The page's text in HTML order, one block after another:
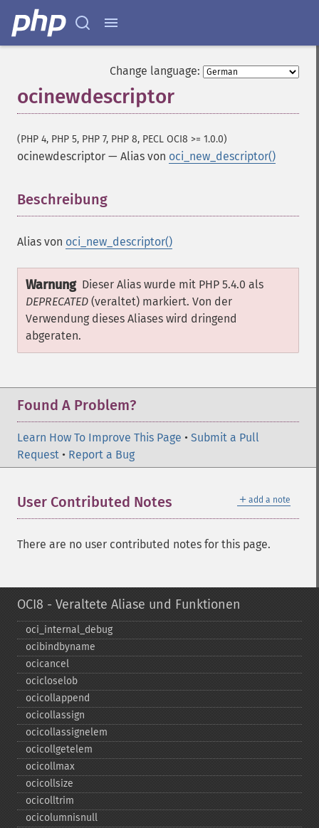
Change language:
ocinewdescriptor
(PHP 4, PHP 5, PHP 7, PHP 8, PECL OCI8 >= 1.0.0)
ocinewdescriptor — Alias von oci_new_descriptor()
Beschreibung
Alias von oci_new_descriptor()
Warnung Dieser Alias wurde mit PHP 5.4.0 als
DEPRECATED (veraltet) markiert. Von der
Verwendung dieses Aliases wird dringend
abgeraten.
Found A Problem?
Learn How To Improve This Page • Submit a Pull
Request • Report a Bug
＋ add a note
User Contributed Notes
There are no user contributed notes for this page.
OCI8 - Veraltete Aliase und Funktionen
oci_​internal_​debug
ocibindbyname
ocicancel
ocicloselob
ocicollappend
ocicollassign
ocicollassignelem
ocicollgetelem
ocicollmax
ocicollsize
ocicolltrim
ocicolumnisnull